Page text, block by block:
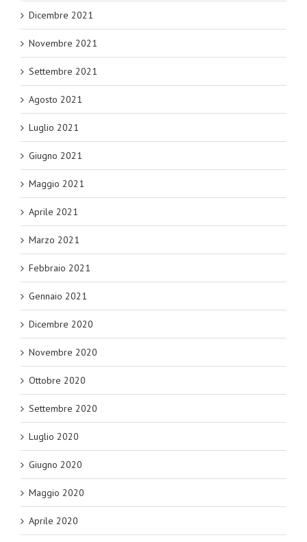
Dicembre 2021
Novembre 2021
Settembre 2021
Agosto 2021
Luglio 2021
Giugno 2021
Maggio 2021
Aprile 2021
Marzo 2021
Febbraio 2021
Gennaio 2021
Dicembre 2020
Novembre 2020
Ottobre 2020
Settembre 2020
Luglio 2020
Giugno 2020
Maggio 2020
Aprile 2020